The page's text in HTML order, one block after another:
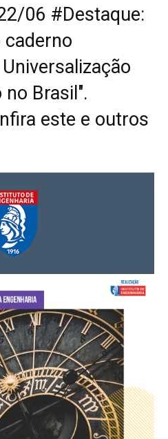
06 #Destaque:
caderno
Brasil".
este e outros